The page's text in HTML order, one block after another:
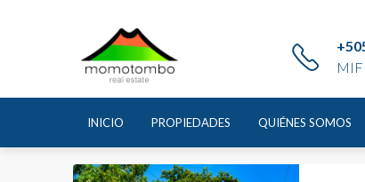
INICIO PROPIEDADES QUIÉNES SOMOS
Home Quinta
Quinta